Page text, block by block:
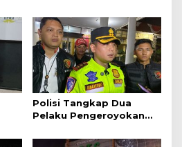
Perjalanan Kereta Api
Polisi Tangkap Dua
Pelaku Pengeroyokan